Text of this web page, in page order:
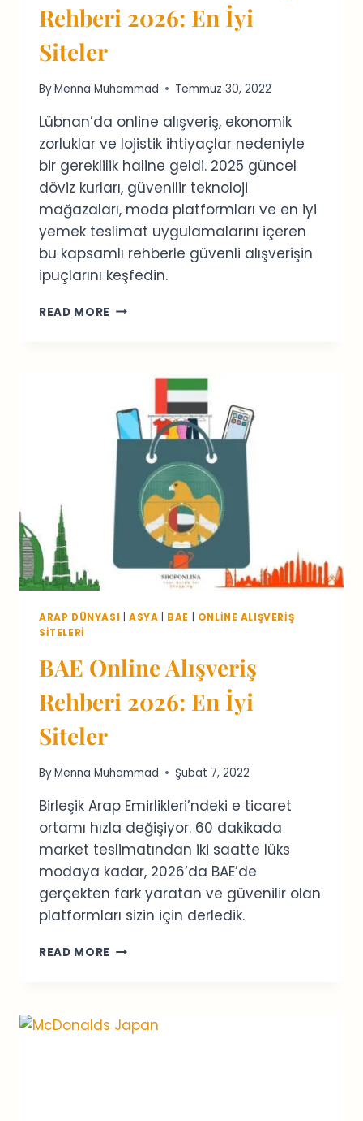
Rehberi 2026: En İyi
Siteler
ByMenna Muhammad Temmuz 30, 2022
Lübnan’da online alışveriş, ekonomik
zorluklar ve lojistik ihtiyaçlar nedeniyle
bir gereklilik haline geldi. 2025 güncel
döviz kurları, güvenilir teknoloji
mağazaları, moda platformları ve en iyi
yemek teslimat uygulamalarını içeren
bu kapsamlı rehberle güvenli alışverişin
ipuçlarını keşfedin.
READ MORE LÜBNAN
İYI
SITELER
ARAP DÜNYASI ASYA BAE
ONLINE ALIŞVERIŞ
SITELERI
BAE Online Alışveriş
Rehberi 2026: En İyi
Siteler
ByMenna Muhammad Şubat 7, 2022
Birleşik Arap Emirlikleri’ndeki e ticaret
ortamı hızla değişiyor. 60 dakikada
market teslimatından iki saatte lüks
modaya kadar, 2026’da BAE’de
gerçekten fark yaratan ve güvenilir olan
platformları sizin için derledik.
READ MORE BAE
2026:
EN